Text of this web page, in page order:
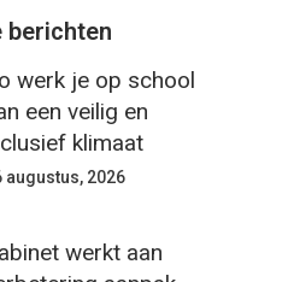
berichten
werk je op school
een veilig en
klimaat
augustus, 2026
werkt aan